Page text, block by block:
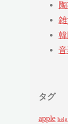
タグ
apple